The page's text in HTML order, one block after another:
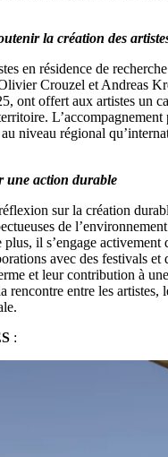
la création des
en résidence de
Crouzel et Andreas
ont offert aux artistes un
niveau régional
une action durable
sur la création
de
il s’engage
avec des festivals
et leur contribution à
entre les
: